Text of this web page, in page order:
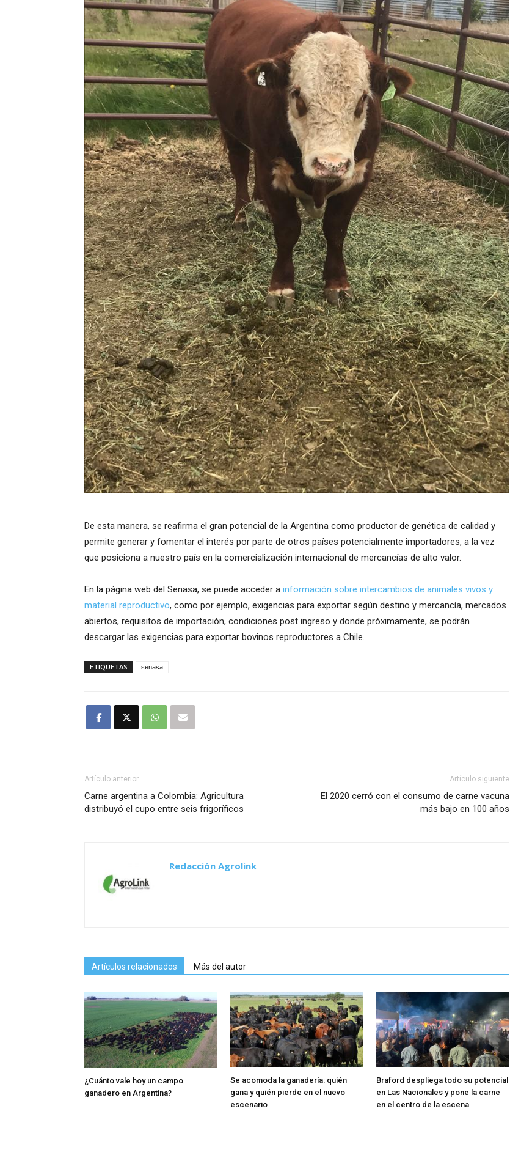
De esta manera, se reafirma el gran potencial de la Argentina como productor de genética de calidad y
permite generar y fomentar el interés por parte de otros países potencialmente importadores, a la vez
que posiciona a nuestro país en la comercialización internacional de mercancías de alto valor.
En la página web del Senasa, se puede acceder a información sobre intercambios de animales vivos y
material reproductivo, como por ejemplo, exigencias para exportar según destino y mercancía, mercados
abiertos, requisitos de importación, condiciones post ingreso y donde próximamente, se podrán
descargar las exigencias para exportar bovinos reproductores a Chile.
ETIQUETAS senasa
Artículo anterior
Carne argentina a Colombia: Agricultura
distribuyó el cupo entre seis frigoríficos
Artículo siguiente
El 2020 cerró con el consumo de carne vacuna
más bajo en 100 años
Redacción Agrolink
Artículos relacionados Más del autor
¿Cuánto vale hoy un campo
ganadero en Argentina?
Se acomoda la ganadería: quién
gana y quién pierde en el nuevo
escenario
Braford despliega todo su potencial
en Las Nacionales y pone la carne
en el centro de la escena